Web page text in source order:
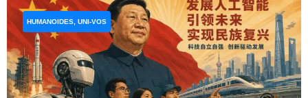
HUMANOIDES, UNI-VOS